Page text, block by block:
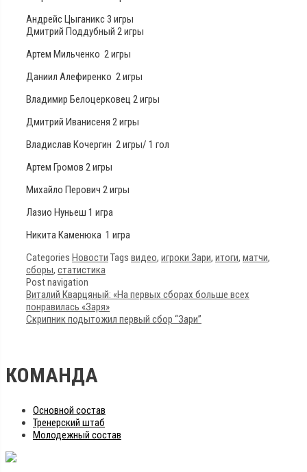
Андрейс Цыганикс 3 игры
Дмитрий Поддубный 2 игры
Артем Мильченко 2 игры
Даниил Алефиренко 2 игры
Владимир Белоцерковец 2 игры
Дмитрий Иванисеня 2 игры
Владислав Кочергин 2 игры/ 1 гол
Артем Громов 2 игры
Михайло Перович 2 игры
Лазио Нуньеш 1 игра
Никита Каменюка 1 игра
Categories Новости Tags видео, игроки Зари, итоги, матчи,
сборы, статистика
Post navigation
Виталий Кварцяный: «На первых сборах больше всех
понравилась «Заря»
Скрипник подытожил первый сбор “Зари”
КОМАНДА
Основной состав
Тренерский штаб
Молодежный состав